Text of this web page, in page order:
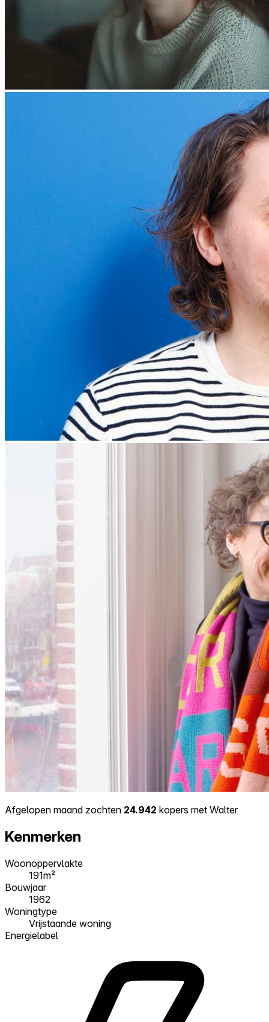
Afgelopen maand zochten 24.942 kopers met Walter
Kenmerken
Woonoppervlakte
191m²
Bouwjaar
1962
Woningtype
Vrijstaande woning
Energielabel